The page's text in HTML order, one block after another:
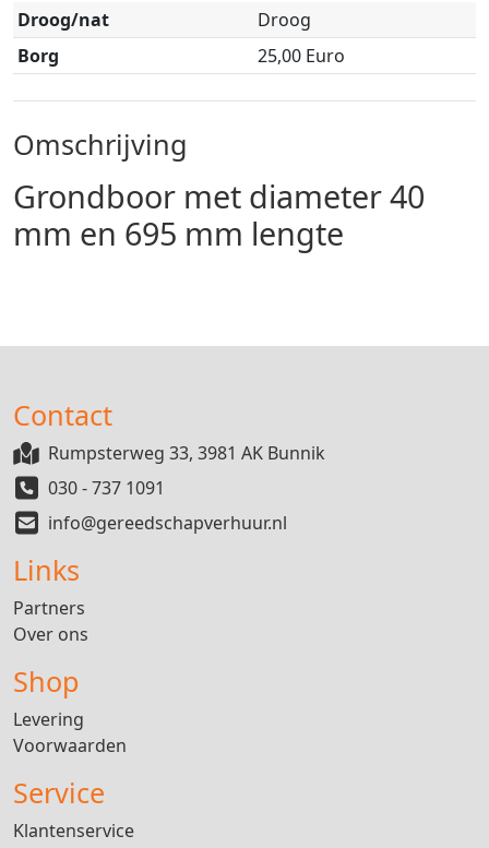
Droog/nat
Droog
Borg
25,00 Euro
Omschrijving
Grondboor met diameter 40
mm en 695 mm lengte
Contact
Rumpsterweg 33, 3981 AK Bunnik
030 - 737 1091
info@gereedschapverhuur.nl
Links
Partners
Over ons
Shop
Levering
Voorwaarden
Service
Klantenservice